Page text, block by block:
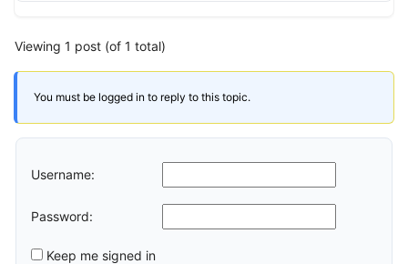
Viewing 1 post (of 1 total)
You must be logged in to reply to this topic.
Username:
Password:
Keep me signed in